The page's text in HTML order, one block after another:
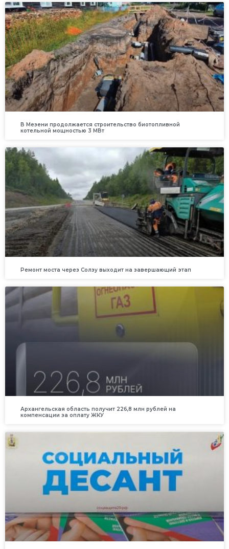
В Мезени продолжается строительство биотопливной
котельной мощностью 3 МВт
Ремонт моста через Солзу выходит на завершающий этап
Архангельская область получит 226,8 млн рублей на
компенсации за оплату ЖКУ